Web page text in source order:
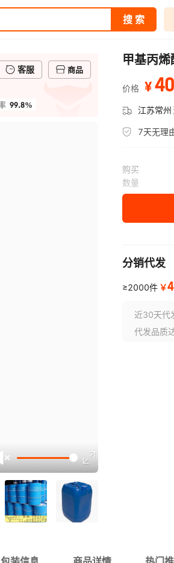
客服
商品
99.8%
甲基丙
价格 ¥
江苏常州
7天无理
购买
数量
分销代发
≥2000件 ￥
近30天代
代发品质